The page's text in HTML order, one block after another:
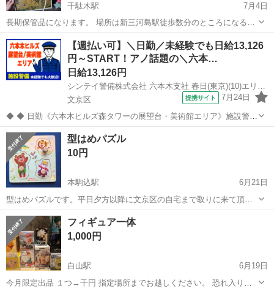
千駄木駅
7月4日
長期保管品になります。 場所は新三河島駅徒歩数分のところになる可
能性があります。
東京 文京区 千駄木駅 パズル
【週払い可】＼日勤／未経験でも日給13,126
円～START！アノ話題の＼六本…
日給13,126円
文京区
提携サイト 7月24日
◆ ◆ 日勤《六本木ヒルズ森タワーの展望台・美術館エリア》施設警備
のお仕事！ 室内勤務だから天候に左右されずに 勤務出来る環境です♪
日勤のみ＆週3日～OKだから プライベートも大事にしながら働けま
す！ ＼未経験スター...
東京 文京区 警備員
型はめパズル
10円
本駒込駅
6月21日
型はめパズルです。平日夕方以降に文京区の自宅まで取りに来て頂け
る方
東京 文京区 本駒込駅 パズル
フィギュア一体
1,000円
白山駅
6月19日
今月限定出品 １つ→千円 指定場所までお越しください。 恐れ入りま